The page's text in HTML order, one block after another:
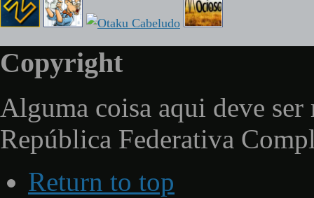
Copyright
Alguma coisa aqui deve ser
República Federativa
Return to top